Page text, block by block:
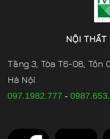
NỘI THẤT
Tầng 3, Tòa T6-08, Tôn
Hà Nội.
097.1982.777 -